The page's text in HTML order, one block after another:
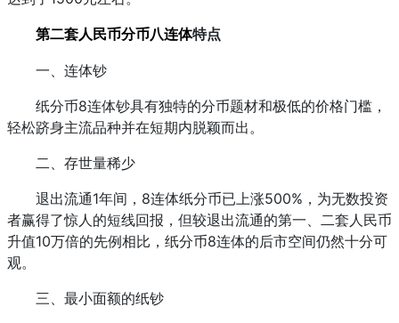
第二套人民币分币八连体特点
一、连体钞
纸分币8连体钞具有独特的分币题材和极低的价格门槛，
轻松跻身主流品种并在短期内脱颖而出。
二、存世量稀少
退出流通1年间，8连体纸分币已上涨500%，为无数投资
者赢得了惊人的短线回报，但较退出流通的第一、二套人民币
升值10万倍的先例相比，纸分币8连体的后市空间仍然十分可
观。
三、最小面额的纸钞